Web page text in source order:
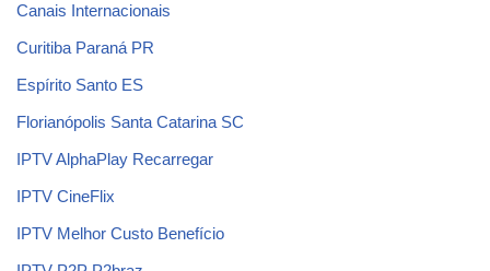
Canais Internacionais
Curitiba Paraná PR
Espírito Santo ES
Florianópolis Santa Catarina SC
IPTV AlphaPlay Recarregar
IPTV CineFlix
IPTV Melhor Custo Benefício